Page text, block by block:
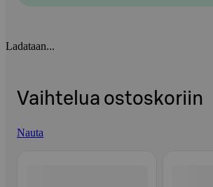
Ladataan...
Vaihtelua ostoskoriin
Nauta